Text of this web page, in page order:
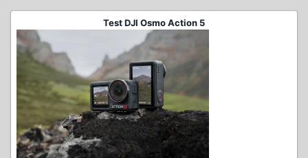
Test DJI Osmo Action 5